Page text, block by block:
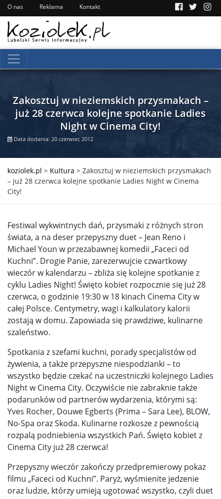
O nas Reklama Kontakt
Zakosztuj w nieziemskich przysmakach –
już 28 czerwca kolejne spotkanie Ladies
Night w Cinema City!
Data dodania: 20 czerwiec 2012
koziolek.pl > Kultura > Zakosztuj w nieziemskich przysmakach
– już 28 czerwca kolejne spotkanie Ladies Night w Cinema
City!
Festiwal wykwintnych dań, przysmaki z różnych stron
świata, a na deser przepyszny duet – Jean Reno i
Michael Youn w przezabawnej komedii „Faceci od
Kuchni”. Drogie Panie, zarezerwujcie czwartkowy
wieczór w kalendarzu – zbliża się kolejne spotkanie z
cyklu Ladies Night! Święto kobiet rozpocznie się już 28
czerwca, o godzinie 19:30 w 18 kinach Cinema City w
całej Polsce. Centymetry, wagi i kalkulatory kalorii
zostają w domu. Zapowiada się prawdziwe, kulinarne
szaleństwo.
Spotkania z szefami kuchni, porady specjalistów od
żywienia, a także przepyszne niespodzianki – to
wszystko będzie czekać na uczestniczki kolejnego Ladies
Night w Cinema City. Oczywiście nie zabraknie także
podarunków od partnerów wydarzenia, którymi są:
Yves Rocher, Douwe Egberts (Prima – Sara Lee), BLOW,
No-Spa oraz Skoda. Kulinarne rozkosze z pewnością
rozpalą podniebienia wszystkich Pań. Święto kobiet z
Cinema City już 28 czerwca!
Przepyszny wieczór zakończy przedpremierowy pokaz
filmu „Faceci od Kuchni”. Paryż, wyśmienite jedzenie
oraz ludzie, którzy umieją ugotować wszystko, czyli duet